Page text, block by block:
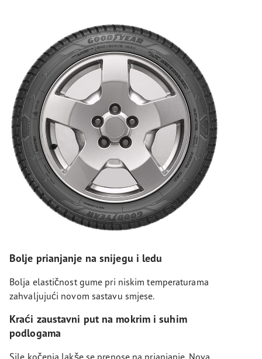
Bolje prianjanje na snijegu i ledu
Bolja elastičnost gume pri niskim temperaturama
zahvaljujući novom sastavu smjese.
Kraći zaustavni put na mokrim i suhim
podlogama
Sile kočenja lakše se prenose na prianjanje. Nova